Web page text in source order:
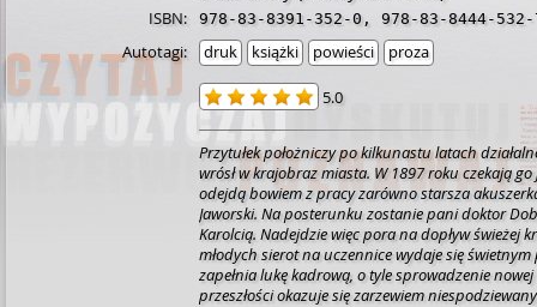
ISBN: 978-83-8391-352-0, 978-83-8444-532-
Autotagi: druk książki powieści proza
5.0
Przytułek położniczy po kilkunastu latach
wrósł w krajobraz miasta. W 1897 roku czekają
odejdą bowiem z pracy zarówno starsza
Jaworski. Na posterunku zostanie pani doktor
Karolcią. Nadejdzie więc pora na dopływ świeżej
młodych sierot na uczennice wydaje się
zapełnia lukę kadrową, o tyle sprowadzenie
przeszłości okazuje się zarzewiem